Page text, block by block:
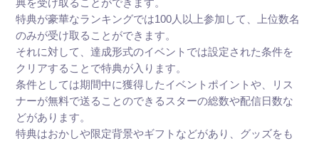
典を受け取ることができます。
特典が豪華なランキングでは100人以上参加して、上位数名
のみが受け取ることができます。
それに対して、達成形式のイベントでは設定された条件を
クリアすることで特典が入ります。
条件としては期間中に獲得したイベントポイントや、リス
ナーが無料で送ることのできるスターの総数や配信日数な
どがあります。
特典はおかしや限定背景やギフトなどがあり、グッズをも